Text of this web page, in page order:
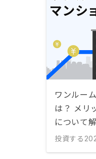
ワンルー
は？ メリ
について
投資する